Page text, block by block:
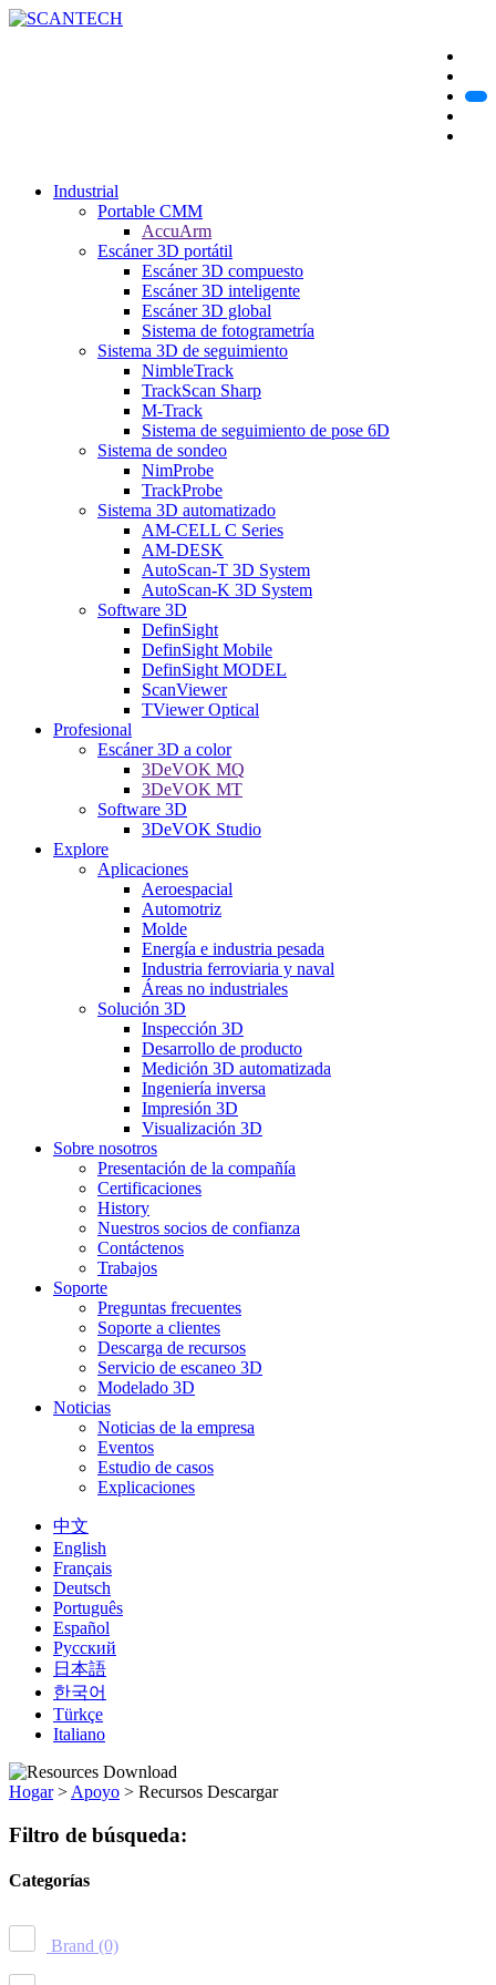
Industrial
Portable CMM
AccuArm
Escáner 3D portátil
Escáner 3D compuesto
Escáner 3D inteligente
Escáner 3D global
Sistema de fotogrametría
Sistema 3D de seguimiento
NimbleTrack
TrackScan Sharp
M-Track
Sistema de seguimiento de pose 6D
Sistema de sondeo
NimProbe
TrackProbe
Sistema 3D automatizado
AM-CELL C Series
AM-DESK
AutoScan-T 3D System
AutoScan-K 3D System
Software 3D
DefinSight
DefinSight Mobile
DefinSight MODEL
ScanViewer
TViewer Optical
Profesional
Escáner 3D a color
3DeVOK MQ
3DeVOK MT
Software 3D
3DeVOK Studio
Explore
Aplicaciones
Aeroespacial
Automotriz
Molde
Energía e industria pesada
Industria ferroviaria y naval
Áreas no industriales
Solución 3D
Inspección 3D
Desarrollo de producto
Medición 3D automatizada
Ingeniería inversa
Impresión 3D
Visualización 3D
Sobre nosotros
Presentación de la compañía
Certificaciones
History
Nuestros socios de confianza
Contáctenos
Trabajos
Soporte
Preguntas frecuentes
Soporte a clientes
Descarga de recursos
Servicio de escaneo 3D
Modelado 3D
Noticias
Noticias de la empresa
Eventos
Estudio de casos
Explicaciones
中文
English
Français
Deutsch
Português
Español
Русский
日本語
한국어
Türkçe
Italiano
Hogar > Apoyo > Recursos Descargar
Filtro de búsqueda:
Categorías
Brand (0)